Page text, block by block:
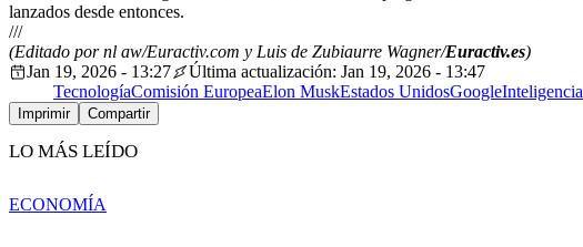
lanzados desde entonces.
///
(Editado por nl aw/Euractiv.com y Luis de Zubiaurre Wagner/Euractiv.es)
Jan 19, 2026 - 13:27
Última actualización: Jan 19, 2026 - 13:47
TecnologíaComisión EuropeaElon MuskEstados UnidosGoogle
Imprimir Compartir
LO MÁS LEÍDO
ECONOMÍA